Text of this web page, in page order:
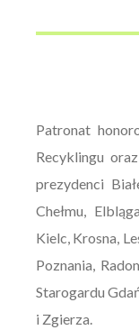
Patronat
Recyklingu
prezydenci
Chełmu,
Kielc, Krosna,
Poznania,
Starogardu
i Zgierza.